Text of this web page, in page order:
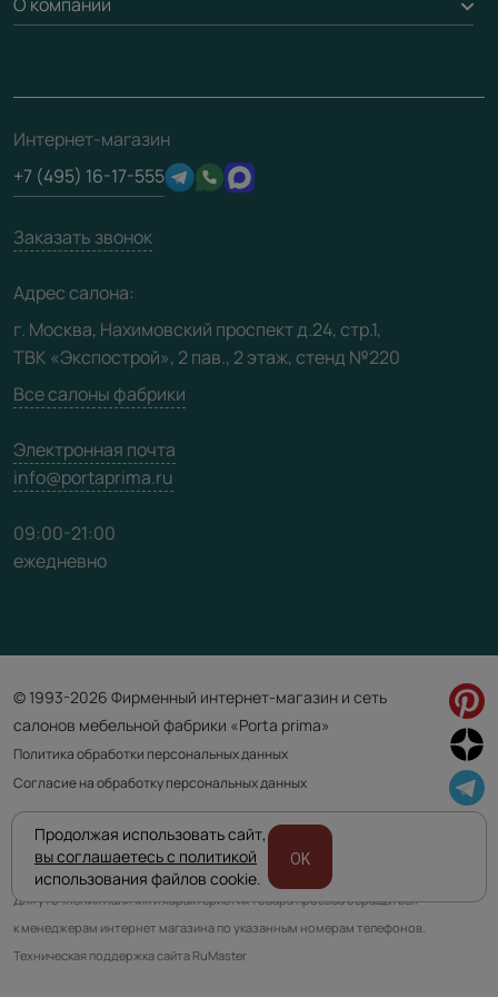
Вопрос-ответ
Отзывы клиентов
Техническая информация
Юридическая информация
Дизайнерам / архитекторам
Скачать материалы
3D-модели
О фабрике
Сертификаты
Производство
Вакансии
Видео
Карта сайта
Интернет-магазин
+7 (495) 16-17-555
Заказать звонок
Адрес салона:
г. Москва, Нахимовский проспект д.24, стр.1,
ТВК «Экспострой», 2 пав., 2 этаж, стенд №220
Все салоны фабрики
Электронная почта
info@portaprima.ru
09:00-21:00
ежедневно
© 1993-2026 Фирменный интернет-магазин и сеть
салонов мебельной фабрики «Porta prima»
Политика обработки персональных данных
Согласие на обработку персональных данных
Приведенная на сайте информация не является публичной офертой
и носит информационно ознакомительный характер.
Для уточнения наличия и характеристик товара просьба обращаться
к менеджерам интернет магазина по указанным номерам телефонов.
Техническая поддержка сайта RuMaster
Продолжая использовать сайт,
вы соглашаетесь с политикой
использования файлов cookie.
OK